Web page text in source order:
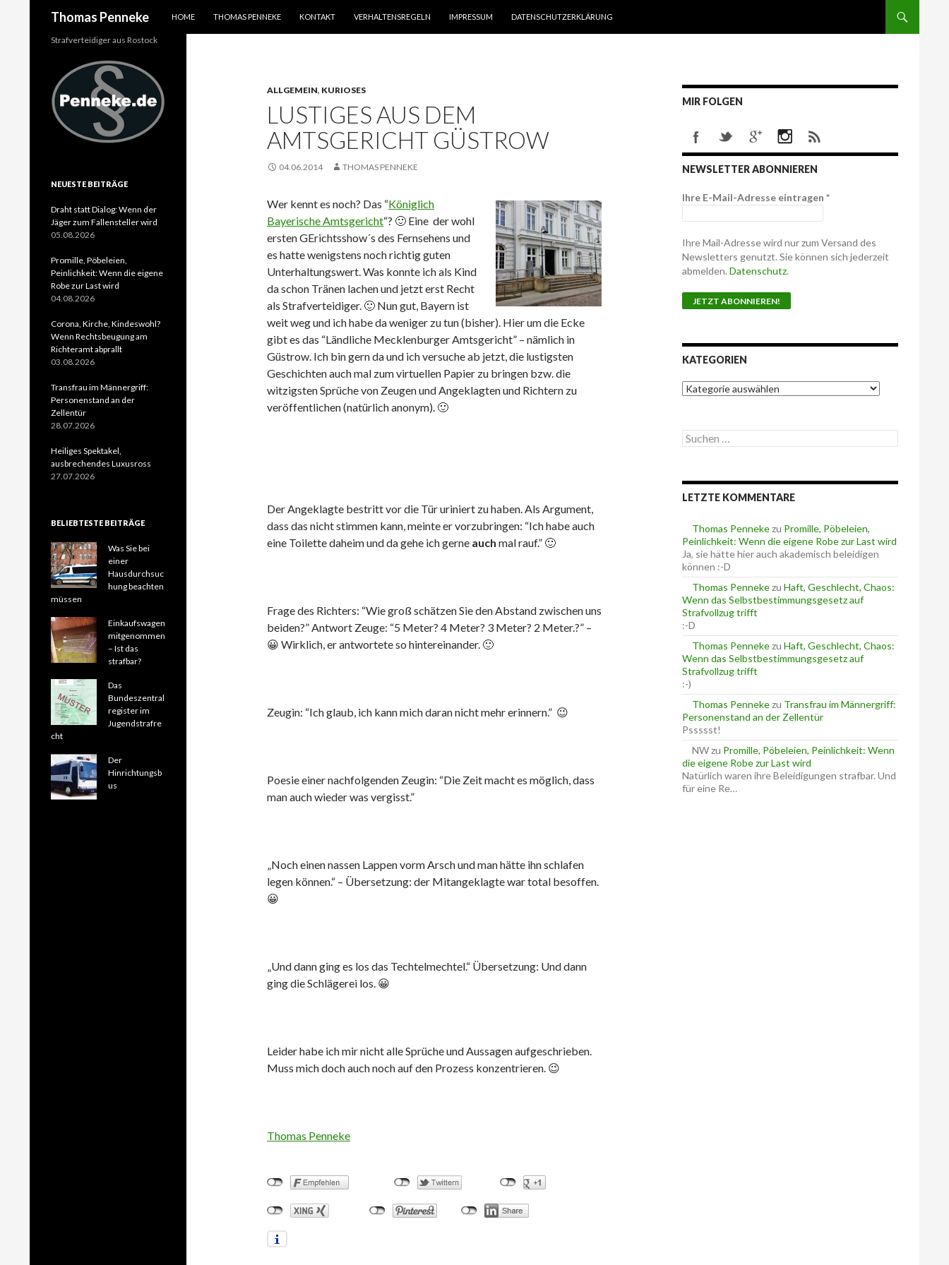
Thomas Penneke
HOME
THOMAS PENNEKE KONTAKT VERHALTENSREGELN IMPRESSUM DATENSCHUTZERKLÄRUNG
ALLGEMEIN, KURIOSES
LUSTIGES AUS DEM
AMTSGERICHT GÜSTROW
04.06.2014 THOMAS PENNEKE
Wer kennt es noch? Das “Königlich
Bayerische Amtsgericht“? 🙂 Eine der wohl
ersten GErichtsshow´s des Fernsehens und
es hatte wenigstens noch richtig guten
Unterhaltungswert. Was konnte ich als Kind
da schon Tränen lachen und jetzt erst Recht
als Strafverteidiger. 🙂 Nun gut, Bayern ist
weit weg und ich habe da weniger zu tun (bisher). Hier um die Ecke
gibt es das “Ländliche Mecklenburger Amtsgericht” – nämlich in
Güstrow. Ich bin gern da und ich versuche ab jetzt, die lustigsten
Geschichten auch mal zum virtuellen Papier zu bringen bzw. die
witzigsten Sprüche von Zeugen und Angeklagten und Richtern zu
veröffentlichen (natürlich anonym). 🙂
Der Angeklagte bestritt vor die Tür uriniert zu haben. Als Argument,
dass das nicht stimmen kann, meinte er vorzubringen: “Ich habe auch
eine Toilette daheim und da gehe ich gerne auch mal rauf.” 🙂
Frage des Richters: “Wie groß schätzen Sie den Abstand zwischen uns
beiden?” Antwort Zeuge: “5 Meter? 4 Meter? 3 Meter? 2 Meter.?” –
😀 Wirklich, er antwortete so hintereinander. 🙂
Zeugin: “Ich glaub, ich kann mich daran nicht mehr erinnern.” 😉
Poesie einer nachfolgenden Zeugin: “Die Zeit macht es möglich, dass
man auch wieder was vergisst.”
„Noch einen nassen Lappen vorm Arsch und man hätte ihn schlafen
legen können.“ – Übersetzung: der Mitangeklagte war total besoffen.
😀
„Und dann ging es los das Techtelmechtel.“ Übersetzung: Und dann
ging die Schlägerei los. 😀
Leider habe ich mir nicht alle Sprüche und Aussagen aufgeschrieben.
Muss mich doch auch noch auf den Prozess konzentrieren. 😉
Thomas Penneke
MIR FOLGEN
NEWSLETTER ABONNIEREN
Ihre E-Mail-Adresse eintragen *
Ihre Mail-Adresse wird nur zum Versand des
Newsletters genutzt. Sie können sich jederzeit
abmelden. Datenschutz.
KATEGORIEN
K
a
g
o
n
S
u
e
n
c
h
:
LETZTE KOMMENTARE
Thomas Pennekezu Promille, Pöbeleien,
Peinlichkeit: Wenn die eigene Robe zur Last wird
Ja, sie hätte hier auch akademisch beleidigen
können :-D
Thomas Pennekezu Haft, Geschlecht, Chaos:
Wenn das Selbstbestimmungsgesetz auf
Strafvollzug trifft
:-D
Thomas Pennekezu Haft, Geschlecht, Chaos:
Wenn das Selbstbestimmungsgesetz auf
Strafvollzug trifft
:-)
Thomas Pennekezu Transfrau im Männergriff:
Personenstand an der Zellentür
Pssssst!
NWzu Promille, Pöbeleien, Peinlichkeit: Wenn
die eigene Robe zur Last wird
Natürlich waren ihre Beleidigungen strafbar. Und
für eine Re…
Strafverteidiger aus Rostock
NEUESTE BEITRÄGE
Draht statt Dialog: Wenn der
Jäger zum Fallensteller wird
05.08.2026
Promille, Pöbeleien,
Peinlichkeit: Wenn die eigene
Robe zur Last wird
04.08.2026
Corona, Kirche, Kindeswohl?
Wenn Rechtsbeugung am
Richteramt abprallt
03.08.2026
Transfrau im Männergriff:
Personenstand an der
Zellentür
28.07.2026
Heiliges Spektakel,
ausbrechendes Luxusross
27.07.2026
BELIEBTESTE BEITRÄGE
Was Sie bei
einer
Hausdurchsuc
hung beachten
müssen
Einkaufswagen
mitgenommen
– Ist das
strafbar?
Das
Bundeszentral
register im
Jugendstrafre
cht
Der
Hinrichtungsb
us